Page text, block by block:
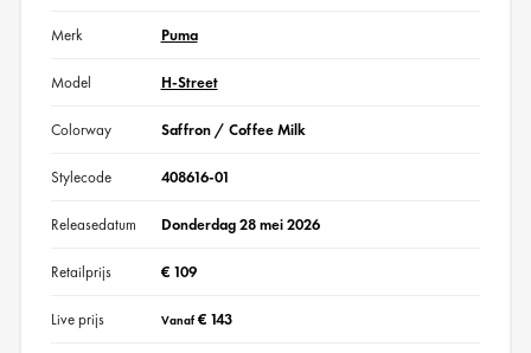
Merk Puma
Model H-Street
Colorway Saffron / Coffee Milk
Stylecode 408616-01
Releasedatum Donderdag 28 mei 2026
Retailprijs € 109
Live prijs Vanaf€ 143